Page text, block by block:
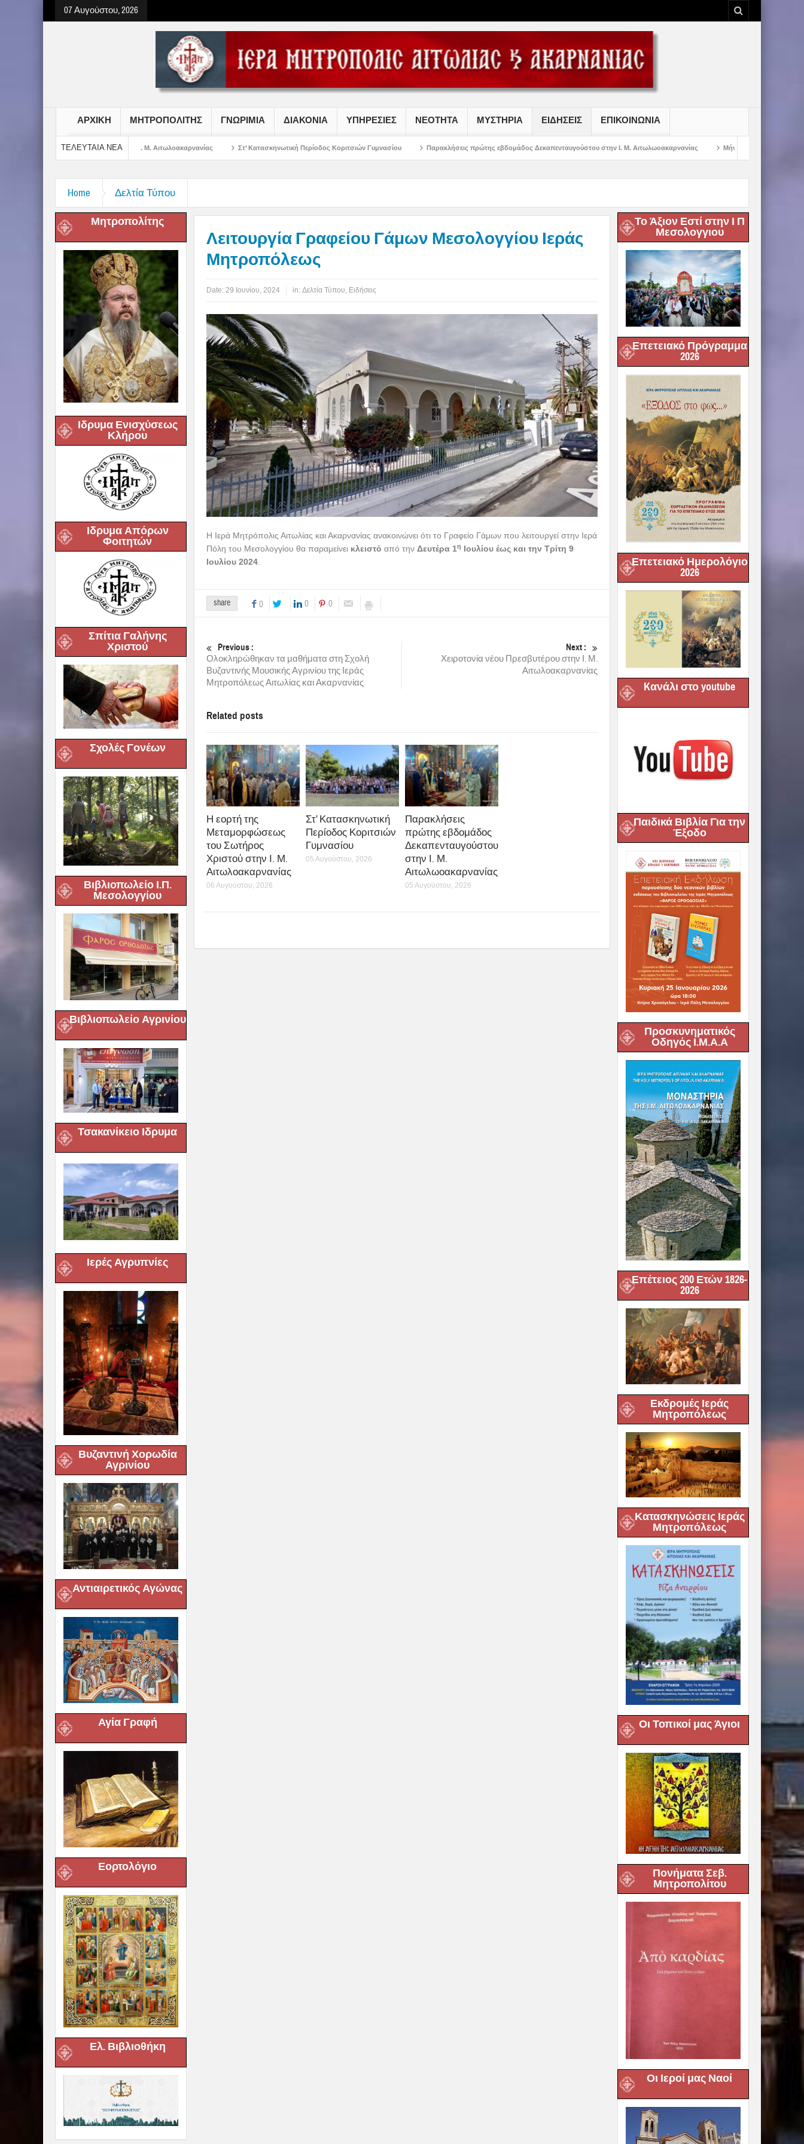
07 Αυγούστου, 2026
ΑΡΧΙΚΗ ΜΗΤΡΟΠΟΛΙΤΗΣ ΓΝΩΡΙΜΙΑ ΔΙΑΚΟΝΙΑ ΥΠΗΡΕΣΙΕΣ ΝΕΟΤΗΤΑ ΜΥΣΤΗΡΙΑ ΕΙΔΗΣΕΙΣ ΕΠΙΚΟΙΝΩΝΙΑ
ΤΕΛΕΥΤΑΙΑ ΝΕΑ
Χριστού στην Ι. Μ. Αιτωλοακαρνανίας Στ’ Κατασκηνωτική Περίοδος Κοριτσιών Γυμνασίου Παρακλήσεις πρώτης εβδομάδος Δεκαπενταυγούστου στην Ι. Μ. Αιτωλωοακαρνανίας Μήνυμα Σεβασμιωτάτου Μητροπολίτου
Home Δελτία Τύπου
Μητροπολίτης
Ιδρυμα Ενισχύσεως
Κλήρου
Ιδρυμα Απόρων
Φοιτητών
Σπίτια Γαλήνης
Χριστού
Σχολές Γονέων
Βιβλιοπωλείο Ι.Π.
Μεσολογγίου
Βιβλιοπωλείο Αγρινίου
Τσακανίκειο Ιδρυμα
Ιερές Αγρυπνίες
Βυζαντινή Χορωδία
Αγρινίου
Αντιαιρετικός Αγώνας
Αγία Γραφή
Εορτολόγιο
Ελ. Βιβλιοθήκη
Λειτουργία Γραφείου Γάμων Μεσολογγίου Ιεράς
Μητροπόλεως
Date: 29 Ιουνίου, 2024 in: Δελτία Τύπου, Ειδήσεις
Η Ιερά Μητρόπολις Αιτωλίας και Ακαρνανίας ανακοινώνει ότι το Γραφείο Γάμων που λειτουργεί στην Ιερά
Πόλη του Μεσολογγίου θα παραμείνει κλειστό από την Δευτέρα 1η Ιουλίου έως και την Τρίτη 9
Ιουλίου 2024.
share 0 0 0
Previous :
Ολοκληρώθηκαν τα μαθήματα στη Σχολή
Βυζαντινής Μουσικής Αγρινίου της Ιεράς
Μητροπόλεως Αιτωλίας και Ακαρνανίας
Next :
Χειροτονία νέου Πρεσβυτέρου στην Ι. Μ.
Αιτωλοακαρνανίας
Related posts
Η εορτή της
Μεταμορφώσεως
του Σωτήρος
Χριστού στην Ι. Μ.
Αιτωλοακαρνανίας
06 Αυγούστου, 2026
Στ’ Κατασκηνωτική
Περίοδος Κοριτσιών
Γυμνασίου
05 Αυγούστου, 2026
Παρακλήσεις
πρώτης εβδομάδος
Δεκαπενταυγούστου
στην Ι. Μ.
Αιτωλωοακαρνανίας
05 Αυγούστου, 2026
Το Άξιον Εστί στην Ι Π
Μεσολογγιου
Επετειακό Πρόγραμμα
2026
Επετειακό Ημερολόγιο
2026
Kανάλι στο youtube
Παιδικά Βιβλία Για την
Έξοδο
Προσκυνηματικός
Οδηγός Ι.Μ.Α.Α
Επέτειος 200 Ετών 1826-
2026
Εκδρομές Ιεράς
Μητροπόλεως
Κατασκηνώσεις Ιεράς
Μητροπόλεως
Οι Τοπικοί μας Άγιοι
Πονήματα Σεβ.
Μητροπολίτου
Οι Ιεροί μας Ναοί